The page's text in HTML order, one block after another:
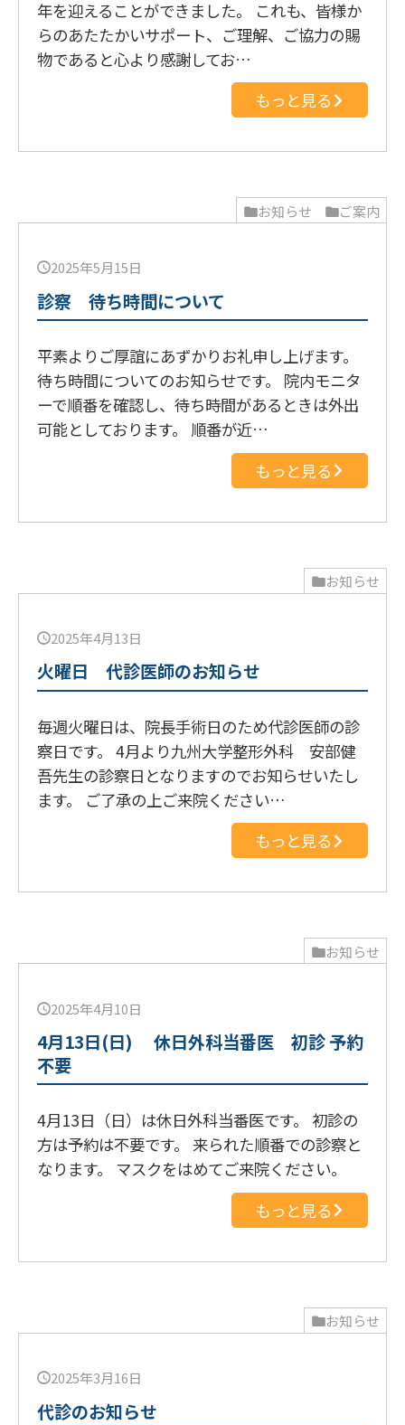
年を迎えることができました。 これも、皆様か
らのあたたかいサポート、ご理解、ご協力の賜
物であると心より感謝してお…
もっと見る
お知らせ ご案内
2025年5月15日
診察 待ち時間について
平素よりご厚誼にあずかりお礼申し上げます。
待ち時間についてのお知らせです。 院内モニタ
ーで順番を確認し、待ち時間があるときは外出
可能としております。 順番が近…
もっと見る
お知らせ
2025年4月13日
火曜日 代診医師のお知らせ
毎週火曜日は、院長手術日のため代診医師の診
察日です。 4月より九州大学整形外科 安部健
吾先生の診察日となりますのでお知らせいたし
ます。 ご了承の上ご来院ください…
もっと見る
お知らせ
2025年4月10日
4月13日(日) 休日外科当番医 初診 予約
不要
4月13日（日）は休日外科当番医です。 初診の
方は予約は不要です。 来られた順番での診察と
なります。 マスクをはめてご来院ください。
もっと見る
お知らせ
2025年3月16日
代診のお知らせ